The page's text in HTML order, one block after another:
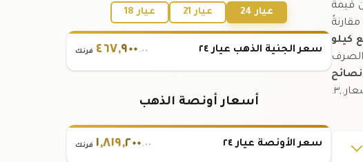
قيمة
كيلو
الصرف
نصائح
,١. مراقبة سعر الصرف الرسمي للفرنك القمري.,٢. متابعة أخبار السوق العالمية لتوقع تحركات الأسعار.,٣.
عيار 24 عيار 21 عيار 18
سعر الجنية الذهب عيار ٢٤ ٤٦٧,٩٠٠ .٠٠ فرنك
أسعار أونصة الذهب
سعر الأونصة عيار ٢٤ ١,٨١٩,٢٠٠ .٠٠ فرنك